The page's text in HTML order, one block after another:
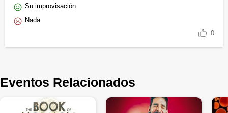
Su improvisación
Nada
0
Eventos Relacionados